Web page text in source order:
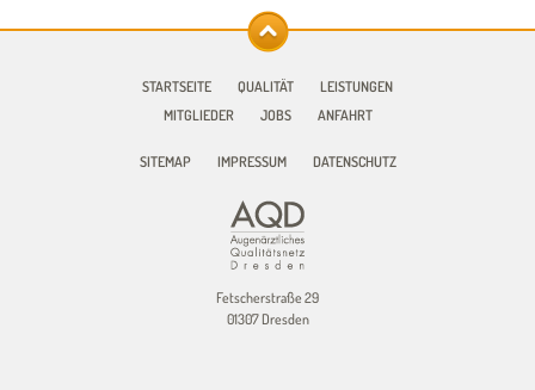
STARTSEITE QUALITÄT
LEISTUNGEN
MITGLIEDER
JOBS ANFAHRT
SITEMAP IMPRESSUM DATENSCHUTZ
Fetscherstraße 29
01307 Dresden